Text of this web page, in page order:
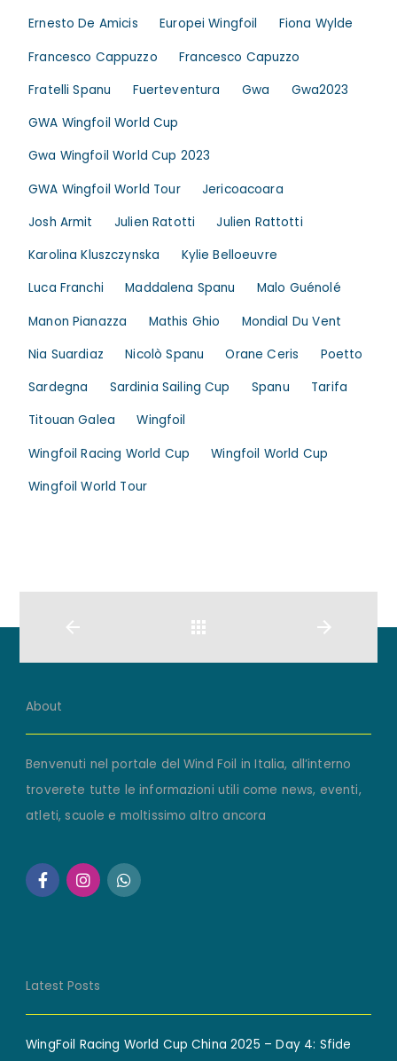
Ernesto De Amicis
Europei Wingfoil
Fiona Wylde
Francesco Cappuzzo
Francesco Capuzzo
Fratelli Spanu
Fuerteventura Gwa
Gwa2023
GWA Wingfoil World Cup
Gwa Wingfoil World Cup 2023
GWA Wingfoil World Tour
Jericoacoara
Josh Armit
Julien Ratotti
Julien Rattotti
Karolina Kluszczynska
Kylie Belloeuvre
Luca Franchi
Maddalena Spanu
Malo Guénolé
Manon Pianazza
Mathis Ghio
Mondial Du Vent
Nia Suardiaz
Nicolò Spanu Orane Ceris
Poetto
Sardegna
Sardinia Sailing Cup Spanu
Tarifa
Titouan Galea
Wingfoil
Wingfoil Racing World Cup
Wingfoil World Cup
Wingfoil World Tour
About
Benvenuti nel portale del Wind Foil in Italia, all’interno
troverete tutte le informazioni utili come news, eventi,
atleti, scuole e moltissimo altro ancora
Latest Posts
WingFoil Racing World Cup China 2025 – Day 4: Sfide